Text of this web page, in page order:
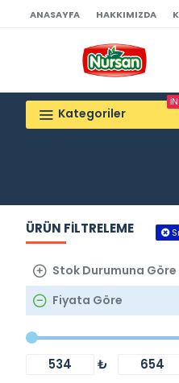
ANASAYFA HAKKIMIZDA
Kategoriler
ÜRÜN FILTRELEME
Fiyata Göre
₺
Stok Durumuna Göre